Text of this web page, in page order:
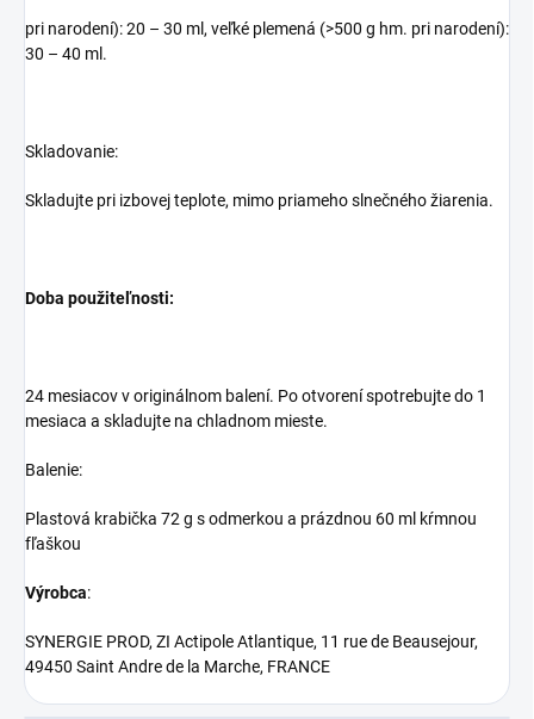
pri narodení): 20 – 30 ml, veľké plemená (>500 g hm. pri narodení):
30 – 40 ml.
Skladovanie:
Skladujte pri izbovej teplote, mimo priameho slnečného žiarenia.
Doba použiteľnosti:
24 mesiacov v originálnom balení. Po otvorení spotrebujte do 1
mesiaca a skladujte na chladnom mieste.
Balenie:
Plastová krabička 72 g s odmerkou a prázdnou 60 ml kŕmnou
fľaškou
Výrobca:
SYNERGIE PROD, ZI Actipole Atlantique, 11 rue de Beausejour,
49450 Saint Andre de la Marche, FRANCE